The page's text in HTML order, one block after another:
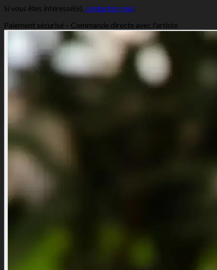
Si vous êtes intéressé(e), contactez-moi
Paiement sécurisé – Commande directe avec l'artiste